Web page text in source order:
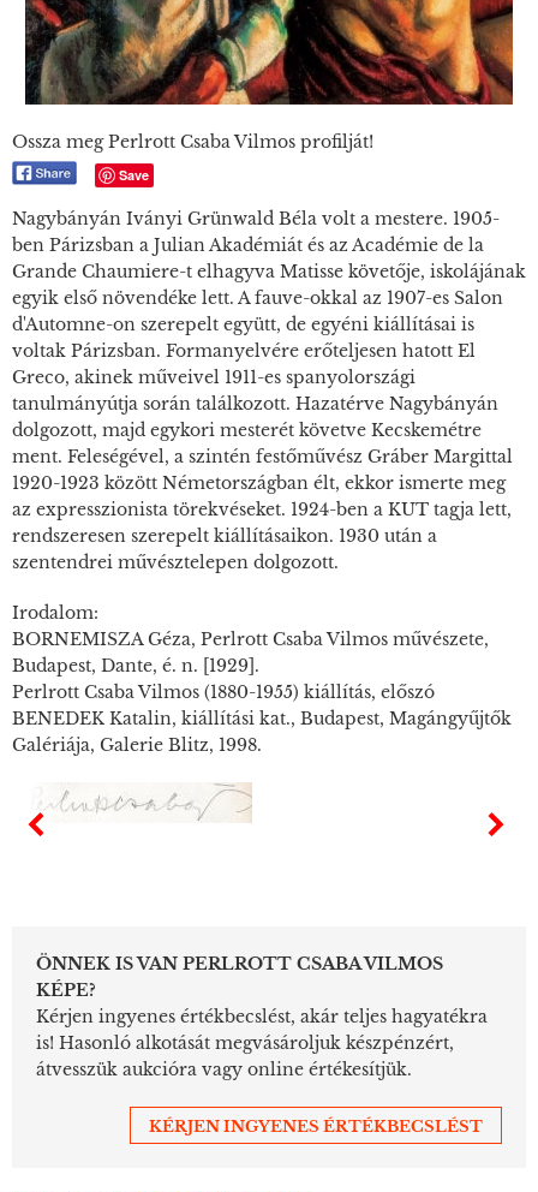
Ossza meg Perlrott Csaba Vilmos profilját!
Save
Nagybányán Iványi Grünwald Béla volt a mestere. 1905-
ben Párizsban a Julian Akadémiát és az Académie de la
Grande Chaumiere-t elhagyva Matisse követője, iskolájának
egyik első növendéke lett. A fauve-okkal az 1907-es Salon
d'Automne-on szerepelt együtt, de egyéni kiállításai is
voltak Párizsban. Formanyelvére erőteljesen hatott El
Greco, akinek műveivel 1911-es spanyolországi
tanulmányútja során találkozott. Hazatérve Nagybányán
dolgozott, majd egykori mesterét követve Kecskemétre
ment. Feleségével, a szintén festőművész Gráber Margittal
1920-1923 között Németországban élt, ekkor ismerte meg
az expresszionista törekvéseket. 1924-ben a KUT tagja lett,
rendszeresen szerepelt kiállításaikon. 1930 után a
szentendrei művésztelepen dolgozott.
Irodalom:
BORNEMISZA Géza, Perlrott Csaba Vilmos művészete,
Budapest, Dante, é. n. [1929].
Perlrott Csaba Vilmos (1880-1955) kiállítás, előszó
BENEDEK Katalin, kiállítási kat., Budapest, Magángyűjtők
Galériája, Galerie Blitz, 1998.
ÖNNEK IS VAN PERLROTT CSABA VILMOS
KÉPE?
Kérjen ingyenes értékbecslést, akár teljes hagyatékra
is! Hasonló alkotását megvásároljuk készpénzért,
átvesszük aukcióra vagy online értékesítjük.
KÉRJEN INGYENES ÉRTÉKBECSLÉST